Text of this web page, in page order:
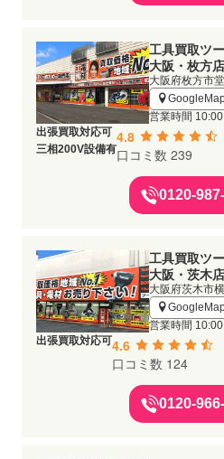
工具買取ツ
大阪・枚方店
大阪府枚方市
営業時間
出張買取対応可
三相200V設備有
4.8
口コミ数 239
0120-
工具買取ツ
大阪・茨木店
大阪府茨木市
営業時間
出張買取対応可4.6
口コミ数 124
0120-